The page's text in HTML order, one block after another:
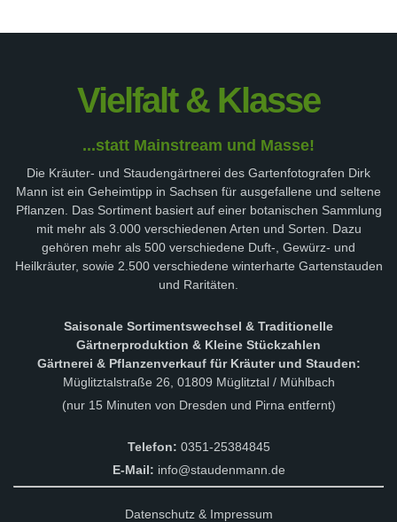
Vielfalt & Klasse
...statt Mainstream und Masse!
Die Kräuter- und Staudengärtnerei des Gartenfotografen Dirk
Mann ist ein Geheimtipp in Sachsen für ausgefallene und seltene
Pflanzen. Das Sortiment basiert auf einer botanischen Sammlung
mit mehr als 3.000 verschiedenen Arten und Sorten. Dazu
gehören mehr als 500 verschiedene Duft-, Gewürz- und
Heilkräuter, sowie 2.500 verschiedene winterharte Gartenstauden
und Raritäten.
Saisonale Sortimentswechsel & Traditionelle
Gärtnerproduktion & Kleine Stückzahlen
Gärtnerei & Pflanzenverkauf für Kräuter und Stauden:
Müglitztalstraße 26, 01809 Müglitztal / Mühlbach
(nur 15 Minuten von Dresden und Pirna entfernt)
Telefon: 0351-25384845
E-Mail: info@staudenmann.de
Datenschutz & Impressum